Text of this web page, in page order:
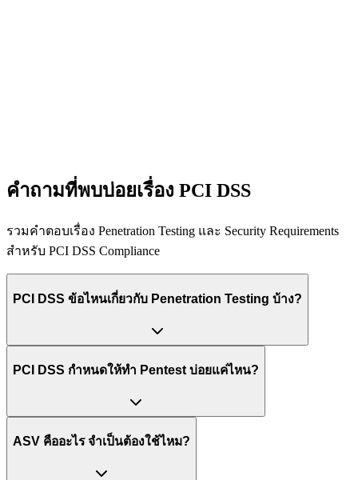
คำถามที่พบบ่อยเรื่อง PCI DSS
รวมคำตอบเรื่อง Penetration Testing และ Security Requirements
สำหรับ PCI DSS Compliance
PCI DSS ข้อไหนเกี่ยวกับ Penetration Testing บ้าง?
PCI DSS กำหนดให้ทำ Pentest บ่อยแค่ไหน?
ASV คืออะไร จำเป็นต้องใช้ไหม?